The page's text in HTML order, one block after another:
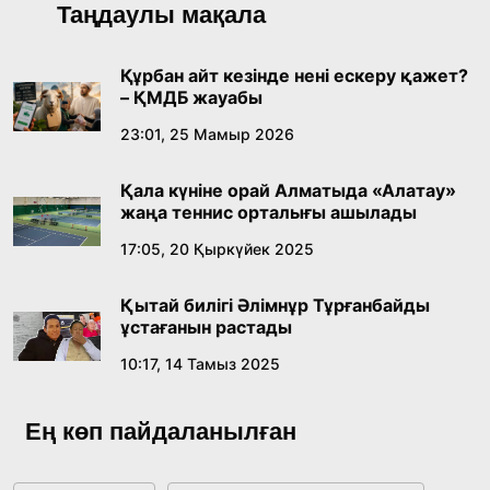
Қазақ тіліндегі «құт» концептісінің
лингвомәдени сипаты
09:21, 21 Шілде 2026
Абайдың адам тәрбиесі туралы
18:59, 20 Шілде 2026
Жасанды интеллект: адамзаттың көмекшісі
18:16, 20 Шілде 2026
жетістіктері мен даму бағыты
Таңдаулы мақала
Құрбан айт кезінде нені ескеру қажет?
– ҚМДБ жауабы
23:01, 25 Мамыр 2026
Қала күніне орай Алматыда «Алатау»
жаңа теннис орталығы ашылады
17:05, 20 Қыркүйек 2025
Қытай билігі Әлімнұр Тұрғанбайды
ұстағанын растады
10:17, 14 Тамыз 2025
Ең көп пайдаланылған